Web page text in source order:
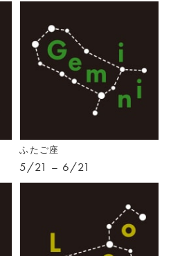
ふたご座
5/21 – 6/21